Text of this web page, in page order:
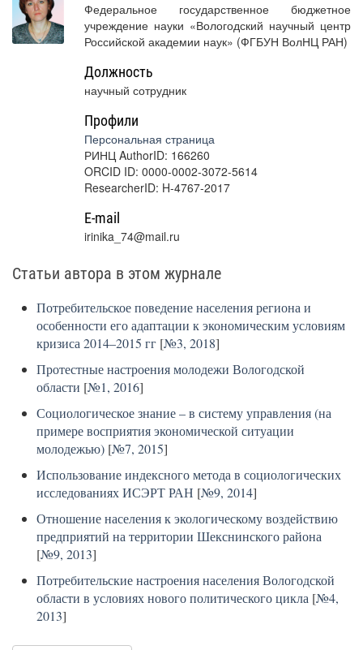
Федеральное государственное бюджетное
учреждение науки «Вологодский научный центр
Российской академии наук» (ФГБУН ВолНЦ РАН)
Должность
научный сотрудник
Профили
Персональная страница
РИНЦ AuthorID: 166260
ORCID ID: 0000-0002-3072-5614
ResearcherID: H-4767-2017
E-mail
irinika_74@mail.ru
Статьи автора в этом журнале
Потребительское поведение населения региона и
особенности его адаптации к экономическим условиям
кризиса 2014–2015 гг [№3, 2018]
Протестные настроения молодежи Вологодской
области [№1, 2016]
Социологическое знание – в систему управления (на
примере восприятия экономической ситуации
молодежью) [№7, 2015]
Использование индексного метода в социологических
исследованиях ИСЭРТ РАН [№9, 2014]
Отношение населения к экологическому воздействию
предприятий на территории Шекснинского района
[№9, 2013]
Потребительские настроения населения Вологодской
области в условиях нового политического цикла [№4,
2013]